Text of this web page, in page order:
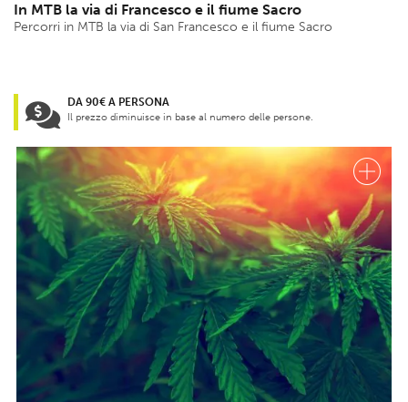
In MTB la via di Francesco e il fiume Sacro
Percorri in MTB la via di San Francesco e il fiume Sacro
DA 90€ A PERSONA
Il prezzo diminuisce in base al numero delle persone.